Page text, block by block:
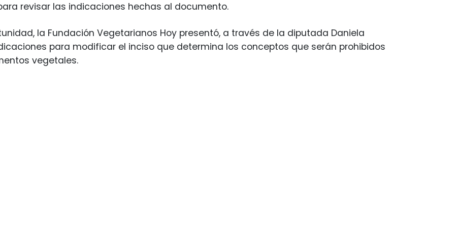
revisar las indicaciones hechas al documento.
la Fundación Vegetarianos Hoy presentó, a través de la diputada Daniela
para modificar el inciso que determina los conceptos que serán prohibidos
vegetales.